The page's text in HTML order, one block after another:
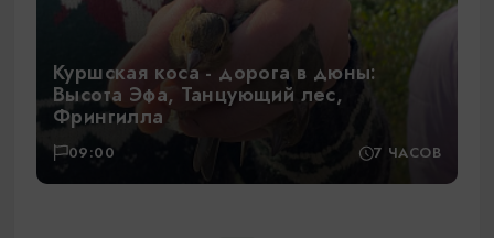
Куршская коса - дорога в дюны:
Высота Эфа, Танцующий лес,
Фрингилла
09:00 7 ЧАСОВ